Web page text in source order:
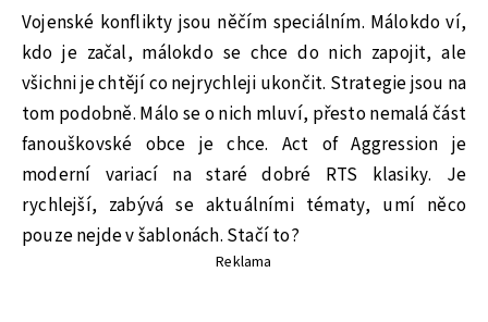
Vojenské konflikty jsou něčím speciálním. Málokdo ví,
kdo je začal, málokdo se chce do nich zapojit, ale
všichni je chtějí co nejrychleji ukončit. Strategie jsou na
tom podobně. Málo se o nich mluví, přesto nemalá část
fanouškovské obce je chce. Act of Aggression je
moderní variací na staré dobré RTS klasiky. Je
rychlejší, zabývá se aktuálními tématy, umí něco
pouze nejde v šablonách. Stačí to?
Reklama